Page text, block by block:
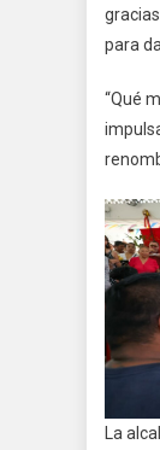
para
“Qué
La